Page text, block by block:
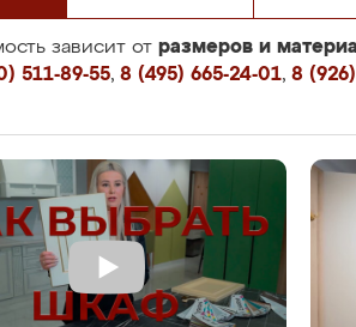
зависит от размеров и
511-89-55, 8 (495) 665-24-01, 8